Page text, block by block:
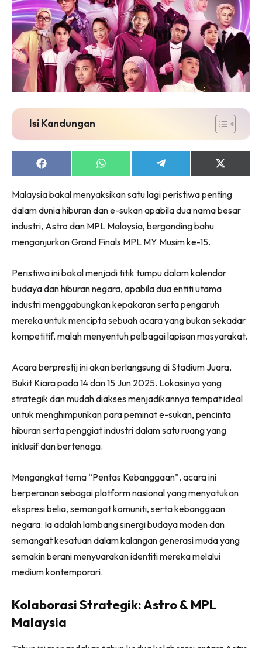
Isi Kandungan
Share
on
Share
on
Share
on
Share
on
(Twitter)
Malaysia bakal menyaksikan satu lagi peristiwa penting
dalam dunia hiburan dan e-sukan apabila dua nama besar
industri, Astro dan MPL Malaysia, berganding bahu
menganjurkan Grand Finals MPL MY Musim ke-15.
Peristiwa ini bakal menjadi titik tumpu dalam kalendar
budaya dan hiburan negara, apabila dua entiti utama
industri menggabungkan kepakaran serta pengaruh
mereka untuk mencipta sebuah acara yang bukan sekadar
kompetitif, malah menyentuh pelbagai lapisan masyarakat.
Acara berprestij ini akan berlangsung di Stadium Juara,
Bukit Kiara pada 14 dan 15 Jun 2025. Lokasinya yang
strategik dan mudah diakses menjadikannya tempat ideal
untuk menghimpunkan para peminat e-sukan, pencinta
hiburan serta penggiat industri dalam satu ruang yang
inklusif dan bertenaga.
Mengangkat tema “Pentas Kebanggaan”, acara ini
berperanan sebagai platform nasional yang menyatukan
ekspresi belia, semangat komuniti, serta kebanggaan
negara. Ia adalah lambang sinergi budaya moden dan
semangat kesatuan dalam kalangan generasi muda yang
semakin berani menyuarakan identiti mereka melalui
medium kontemporari.
Kolaborasi Strategik: Astro & MPL
Malaysia